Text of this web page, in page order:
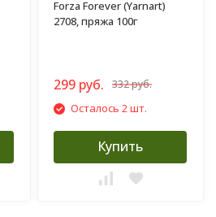
Forza Forever (Yarnart)
2708, пряжа 100г
299 руб. 332 руб.
Осталось 2 шт.
Купить